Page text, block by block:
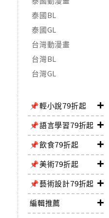
泰國BL
泰國GL
台灣動漫畫
台灣BL
台灣GL
📌輕小說79折起
📌語言學習79折起
📌飲食79折起
📌美術79折起
📌藝術設計79折起
編輯推薦